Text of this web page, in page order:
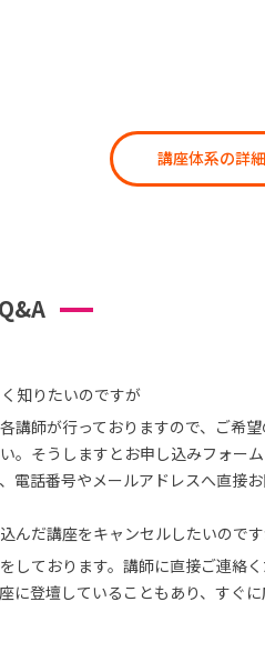
講座体系の詳
知りたいのですが
講師が行っておりますので、ご希
。そうしますとお申し込みフォー
電話番号やメールアドレスへ直接
んだ講座をキャンセルしたいのです
しております。講師に直接ご連絡
に登壇していることもあり、すぐ